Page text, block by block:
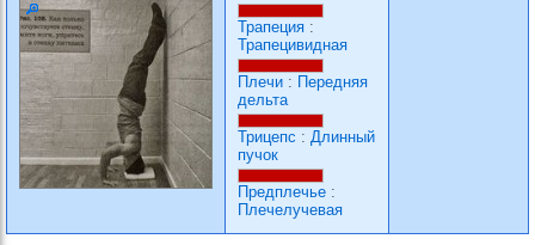
Трапеция :
Трапецивидная
Плечи : Передняя
дельта
Трицепс : Длинный
пучок
Предплечье :
Плечелучевая